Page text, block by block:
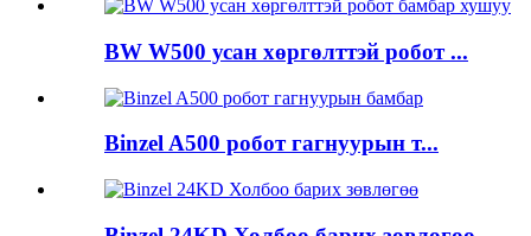
BW W500 усан хөргөлттэй робот ...
Binzel A500 робот гагнуурын т...